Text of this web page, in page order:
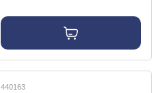
440163